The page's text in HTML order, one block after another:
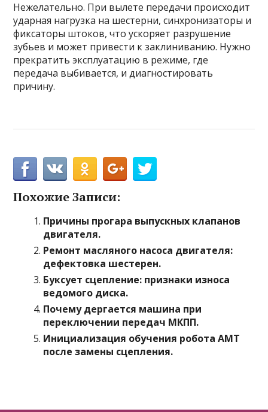
Нежелательно. При вылете передачи происходит
ударная нагрузка на шестерни, синхронизаторы и
фиксаторы штоков, что ускоряет разрушение
зубьев и может привести к заклиниванию. Нужно
прекратить эксплуатацию в режиме, где
передача выбивается, и диагностировать
причину.
Похожие Записи:
Причины прогара выпускных клапанов
двигателя.
Ремонт масляного насоса двигателя:
дефектовка шестерен.
Буксует сцепление: признаки износа
ведомого диска.
Почему дергается машина при
переключении передач МКПП.
Инициализация обучения робота АМТ
после замены сцепления.